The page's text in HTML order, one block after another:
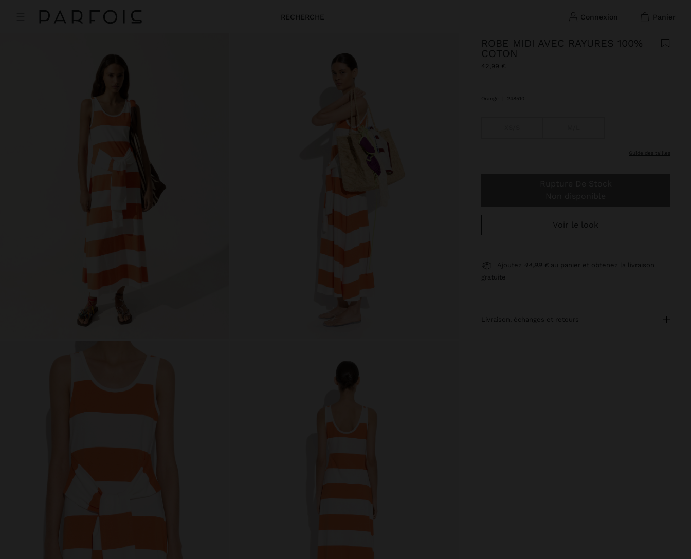
RECHERCHE connexion panier
ROBE MIDI AVEC RAYURES 100%
COTON
42,99 €
Orange 248510
guide des tailles
Voir le look
Ajoutez 44,99 € au panier et obtenez la livraison
gratuite
livraison, échanges et retours